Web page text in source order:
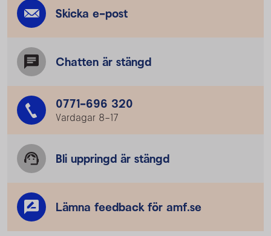
Skicka e-post
Chatten är stängd
0771-696 320
Vardagar 8–17
Bli uppringd är stängd
Lämna feedback för amf.se